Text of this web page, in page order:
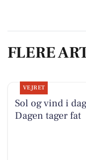
FLERE
VEJRET
Sol og vind i
Dagen tager fat